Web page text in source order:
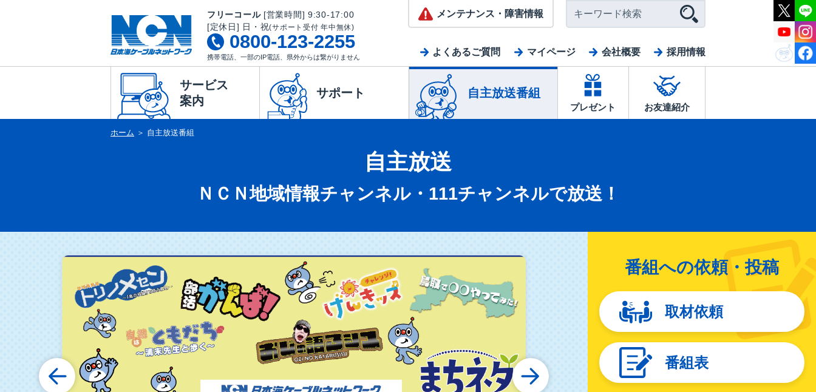
フリーコール[営業時間] 9:30-17:00
[定休日] 日・祝(サポート受付 年中無休)
0800-123-2255
携帯電話、一部のIP電話、県外からは繋がりません
メンテナンス ・障害情報
よくあるご質問 マイページ 会社概要 採用情報
サービス
案内
サポート 自主放送番組
プレゼント お友達紹介
ホーム ＞ 自主放送番組
自主放送
ＮＣＮ地域情報チャンネル・111チャンネルで放送！
番組への依頼・投稿
取材依頼
番組表